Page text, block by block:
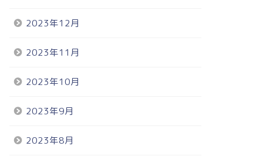
2023年12月
2023年11月
2023年10月
2023年9月
2023年8月